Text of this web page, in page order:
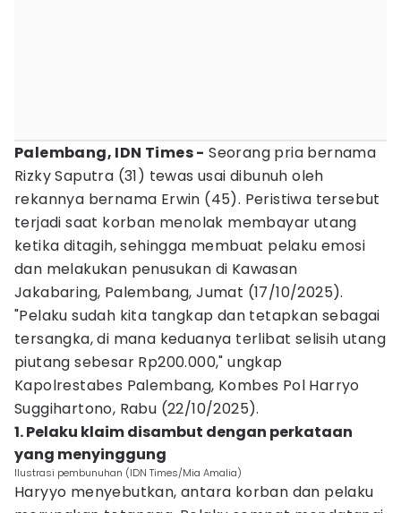
Palembang, IDN Times - Seorang pria bernama
Rizky Saputra (31) tewas usai dibunuh oleh
rekannya bernama Erwin (45). Peristiwa tersebut
terjadi saat korban menolak membayar utang
ketika ditagih, sehingga membuat pelaku emosi
dan melakukan penusukan di Kawasan
Jakabaring, Palembang, Jumat (17/10/2025).
"Pelaku sudah kita tangkap dan tetapkan sebagai
tersangka, di mana keduanya terlibat selisih utang
piutang sebesar Rp200.000," ungkap
Kapolrestabes Palembang, Kombes Pol Harryo
Suggihartono, Rabu (22/10/2025).
1. Pelaku klaim disambut dengan perkataan
yang menyinggung
Ilustrasi pembunuhan (IDN Times/Mia Amalia)
Haryyo menyebutkan, antara korban dan pelaku